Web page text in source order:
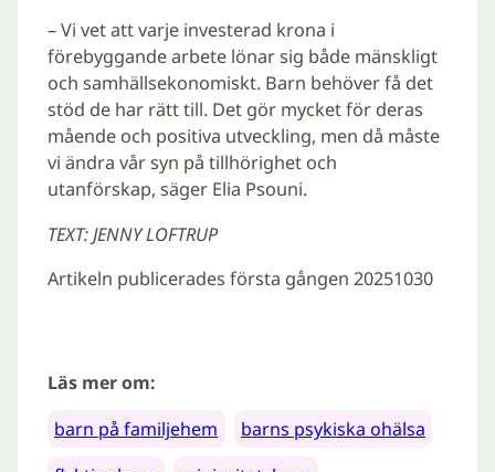
– Vi vet att varje investerad krona i
förebyggande arbete lönar sig både mänskligt
och samhällsekonomiskt. Barn behöver få det
stöd de har rätt till. Det gör mycket för deras
mående och positiva utveckling, men då måste
vi ändra vår syn på tillhörighet och
utanförskap, säger Elia Psouni.
TEXT: JENNY LOFTRUP
Artikeln publicerades första gången 20251030
Läs mer om:
barn på familjehem
barns psykiska ohälsa